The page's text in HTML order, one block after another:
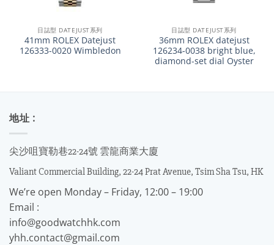
日誌型 DATEJUST系列
41mm ROLEX Datejust
126333-0020 Wimbledon
日誌型 DATEJUST系列
36mm ROLEX datejust
126234-0038 bright blue,
diamond-set dial Oyster
地址 :
尖沙咀寶勒巷22-24號 雲龍商業大廈
Valiant Commercial Building, 22-24 Prat Avenue, Tsim Sha Tsu, HK
We’re open Monday – Friday, 12:00 – 19:00
Email :
info@goodwatchhk.com
yhh.contact@gmail.com